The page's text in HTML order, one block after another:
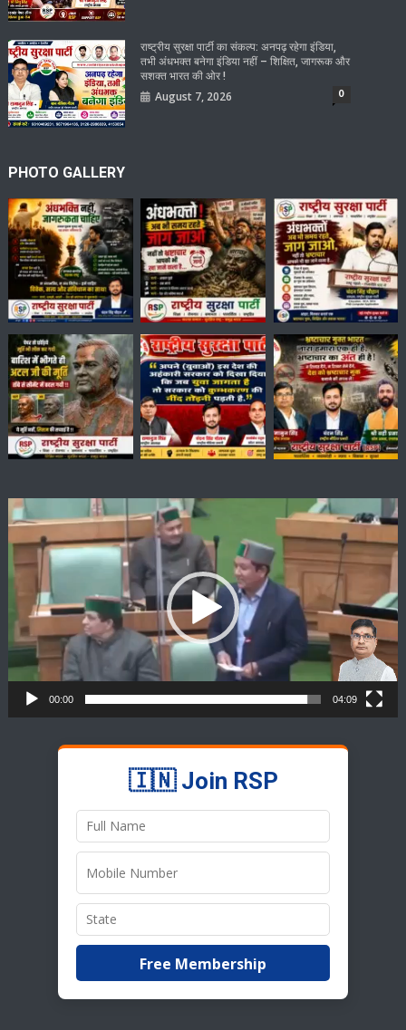
राष्ट्रीय सुरक्षा पार्टी का संकल्प: अनपढ़ रहेगा इंडिया,
तभी अंधभक्त बनेगा इंडिया नहीं – शिक्षित, जागरूक और
सशक्त भारत की ओर !
August 7, 2026 0
PHOTO GALLERY
Video
Player
00:00 04:09
🇮🇳 Join RSP
Free Membership